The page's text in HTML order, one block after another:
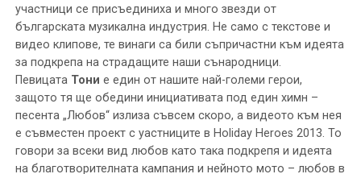
участници се присъединиха и много звезди от
българската музикална индустрия. Не само с текстове и
видео клипове, те винаги са били съпричастни към идеята
за подкрепа на страдащите наши сънародници.
Певицата Тони е един от нашите най-големи герои,
защото тя ще обедини инициативата под един химн –
песента „Любов“ излиза съвсем скоро, а видеото към нея
е съвместен проект с уастниците в Holiday Heroes 2013. То
говори за всеки вид любов като така подкрепя и идеята
на благотворителната кампания и нейното мото – любов в